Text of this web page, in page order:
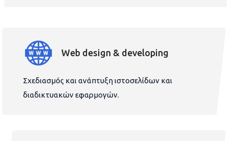
Web design & developing
Σχεδιασμός και ανάπτυξη ιστοσελίδων και
διαδικτυακών εφαρμογών.